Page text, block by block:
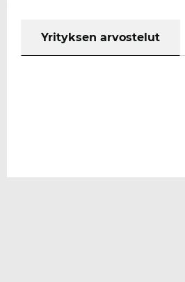
Yrityksen arvostelut